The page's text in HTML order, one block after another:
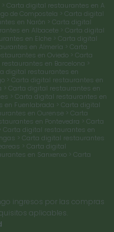
> Carta digital restaurantes en A
de Compostela > Carta digital
en Narón > Carta digital
en Albacete > Carta digital
en Elche > Carta digital
en Almería > Carta
en Oviedo > Carta
restaurantes en Barcelona >
digital restaurantes en
> Carta digital restaurantes en
> Carta digital restaurantes en
> Carta digital restaurantes en
en Fuenlabrada > Carta digital
en Ourense > Carta
en Pontevedra > Carta
> Carta digital restaurantes en
> Carta digital restaurantes
> Carta digital
en Sanxenxo > Carta
ingresos por las compras
aplicables.